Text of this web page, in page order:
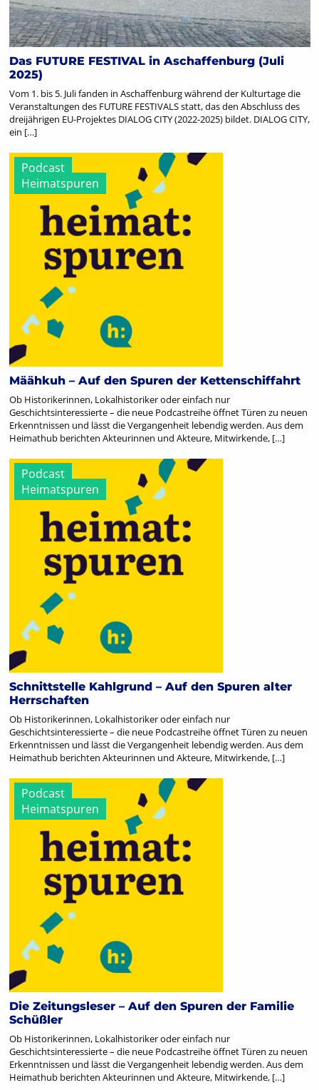
Das FUTURE FESTIVAL in Aschaffenburg (Juli
2025)
Vom 1. bis 5. Juli fanden in Aschaffenburg während der Kulturtage die
Veranstaltungen des FUTURE FESTIVALS statt, das den Abschluss des
dreijährigen EU-Projektes DIALOG CITY (2022-2025) bildet. DIALOG CITY,
ein […]
Podcast
Heimatspuren
Määhkuh – Auf den Spuren der Kettenschiffahrt
Ob Historikerinnen, Lokalhistoriker oder einfach nur
Geschichtsinteressierte – die neue Podcastreihe öffnet Türen zu neuen
Erkenntnissen und lässt die Vergangenheit lebendig werden. Aus dem
Heimathub berichten Akteurinnen und Akteure, Mitwirkende, […]
Podcast
Heimatspuren
Schnittstelle Kahlgrund – Auf den Spuren alter
Herrschaften
Ob Historikerinnen, Lokalhistoriker oder einfach nur
Geschichtsinteressierte – die neue Podcastreihe öffnet Türen zu neuen
Erkenntnissen und lässt die Vergangenheit lebendig werden. Aus dem
Heimathub berichten Akteurinnen und Akteure, Mitwirkende, […]
Podcast
Heimatspuren
Die Zeitungsleser – Auf den Spuren der Familie
Schüßler
Ob Historikerinnen, Lokalhistoriker oder einfach nur
Geschichtsinteressierte – die neue Podcastreihe öffnet Türen zu neuen
Erkenntnissen und lässt die Vergangenheit lebendig werden. Aus dem
Heimathub berichten Akteurinnen und Akteure, Mitwirkende, […]